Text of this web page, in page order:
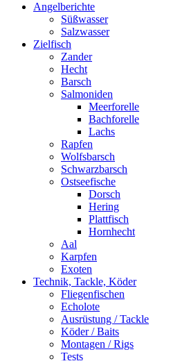
Angelberichte
Süßwasser
Salzwasser
Zielfisch
Zander
Hecht
Barsch
Salmoniden
Meerforelle
Bachforelle
Lachs
Rapfen
Wolfsbarsch
Schwarzbarsch
Ostseefische
Dorsch
Hering
Plattfisch
Hornhecht
Aal
Karpfen
Exoten
Technik, Tackle, Köder
Fliegenfischen
Echolote
Ausrüstung / Tackle
Köder / Baits
Montagen / Rigs
Tests